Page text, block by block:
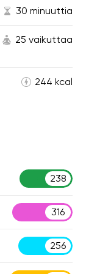
30 minuuttia
25 vaikuttaa
244 kcal
238
316
256